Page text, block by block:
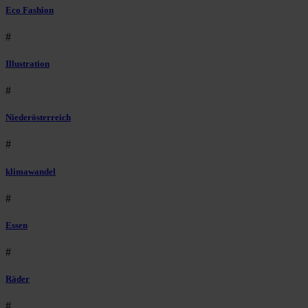
Eco Fashion
#
Illustration
#
Niederösterreich
#
klimawandel
#
Essen
#
Räder